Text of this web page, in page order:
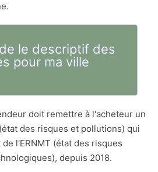
le descriptif des
pour ma ville
doit remettre à l'acheteur un
(état des risques et pollutions) qui
l'ERNMT (état des risques
depuis 2018.